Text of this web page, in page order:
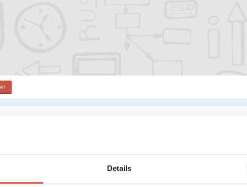
Details
Silbergasse 15, 1190 Wien 19., Döbling, Wien, Österreich